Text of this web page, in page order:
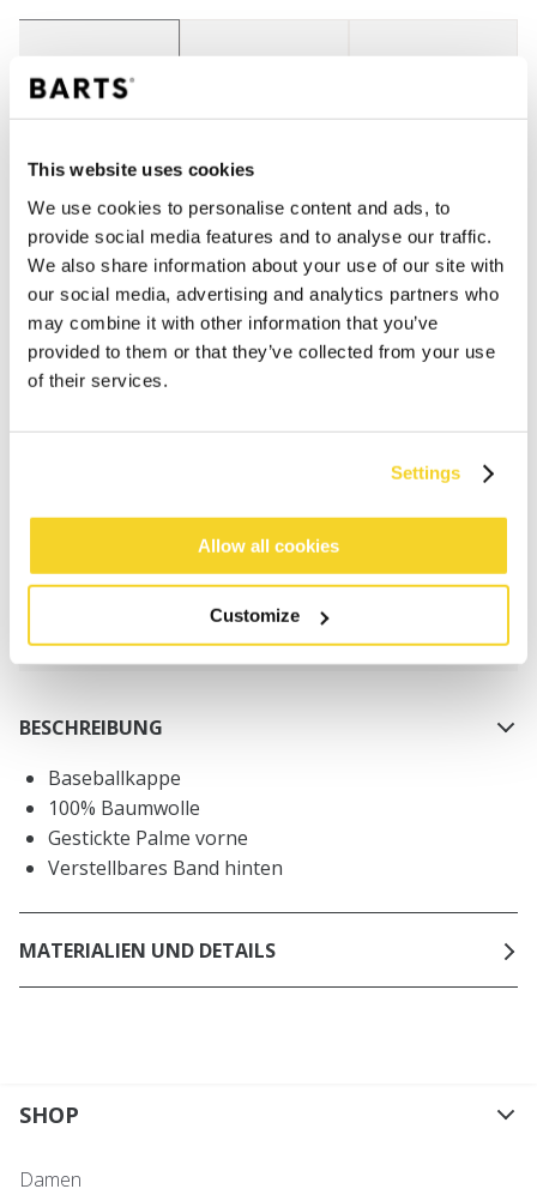
This website uses cookies
We use cookies to personalise content and ads, to
provide social media features and to analyse our traffic.
We also share information about your use of our site with
our social media, advertising and analytics partners who
may combine it with other information that you’ve
provided to them or that they’ve collected from your use
of their services.
Settings
Allow all cookies
Customize
Freitag) bei uns eingehen, werden noch am selben
Kostenlose Lieferung für Bestellungen über 50€
innerhalb Deutschland
BESCHREIBUNG
Baseballkappe
100% Baumwolle
Gestickte Palme vorne
Verstellbares Band hinten
MATERIALIEN UND DETAILS
SHOP
Damen